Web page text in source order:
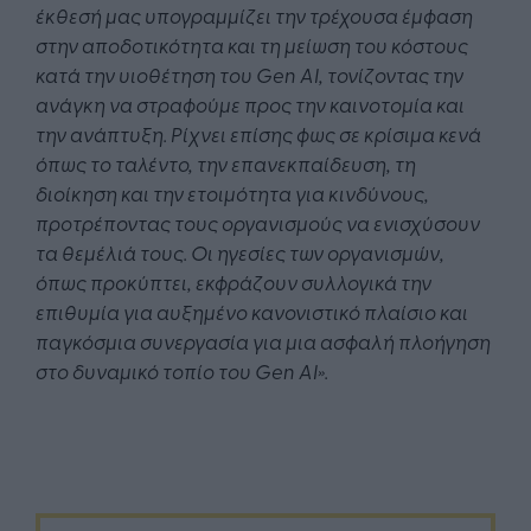
έκθεσή μας υπογραμμίζει την τρέχουσα έμφαση
στην αποδοτικότητα και τη μείωση του κόστους
κατά την υιοθέτηση του Gen AI, τονίζοντας την
ανάγκη να στραφούμε προς την καινοτομία και
την ανάπτυξη. Ρίχνει επίσης φως σε κρίσιμα κενά
όπως το ταλέντο, την επανεκπαίδευση, τη
διοίκηση και την ετοιμότητα για κινδύνους,
προτρέποντας τους οργανισμούς να ενισχύσουν
τα θεμέλιά τους. Οι ηγεσίες των οργανισμών,
όπως προκύπτει, εκφράζουν συλλογικά την
επιθυμία για αυξημένο κανονιστικό πλαίσιο και
παγκόσμια συνεργασία για μια ασφαλή πλοήγηση
στο δυναμικό τοπίο του Gen AI».